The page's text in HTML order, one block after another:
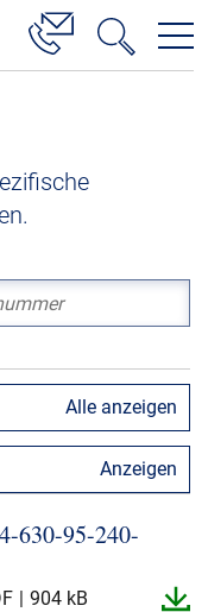
Alle anzeigen
Anzeigen
​630-​95-​240-​
904 kB